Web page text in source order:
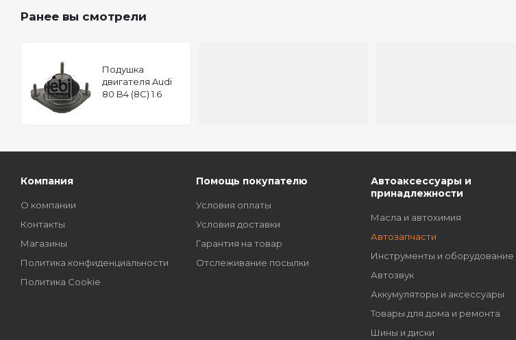
Ранее вы смотрели
Подушкa
двигателя Audi
80 B4 (8C) 1.6
Компания
О компании
Контакты
Магазины
Политика конфиденциальности
Политика Cookie
Помощь покупателю
Условия оплаты
Условия доставки
Гарантия на товар
Отслеживание посылки
Автоаксессуары и
принадлежности
Масла и автохимия
Автозапчасти
Инструменты и оборудование
Автозвук
Аккумуляторы и аксессуары
Товары для дома и ремонта
Шины и диски